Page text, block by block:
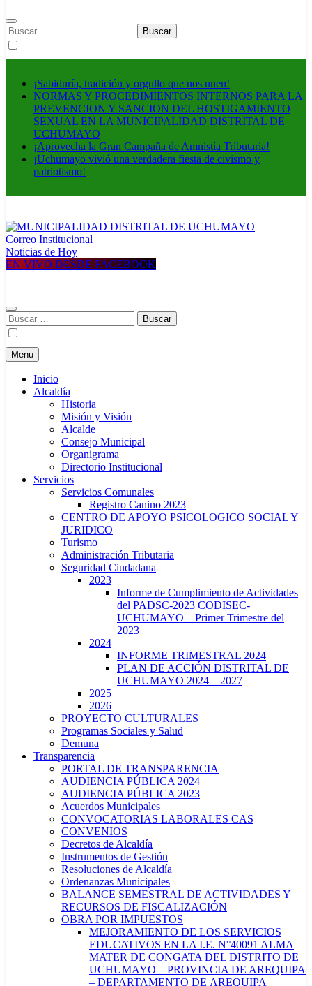
Buscar:
¡Sabiduría, tradición y orgullo que nos unen!
NORMAS Y PROCEDIMIENTOS INTERNOS PARA LA
PREVENCION Y SANCION DEL HOSTIGAMIENTO
SEXUAL EN LA MUNICIPALIDAD DISTRITAL DE
UCHUMAYO
¡Aprovecha la Gran Campaña de Amnistía Tributaria!
¡Uchumayo vivió una verdadera fiesta de civismo y
patriotismo!
MUNICIPALIDAD DISTRITAL DE UCHUMAYO
Construyendo una nueva Historia
Correo Institucional
Noticias de Hoy
EN VIVO DESDE FACEBOOK
Buscar:
Menu
Inicio
Alcaldía
Historia
Misión y Visión
Alcalde
Consejo Municipal
Organigrama
Directorio Institucional
Servicios
Servicios Comunales
Registro Canino 2023
CENTRO DE APOYO PSICOLOGICO SOCIAL Y
JURIDICO
Turismo
Administración Tributaria
Seguridad Ciudadana
2023
Informe de Cumplimiento de Actividades
del PADSC-2023 CODISEC-
UCHUMAYO – Primer Trimestre del
2023
2024
INFORME TRIMESTRAL 2024
PLAN DE ACCIÓN DISTRITAL DE
UCHUMAYO 2024 – 2027
2025
2026
PROYECTO CULTURALES
Programas Sociales y Salud
Demuna
Transparencia
PORTAL DE TRANSPARENCIA
AUDIENCIA PÚBLICA 2024
AUDIENCIA PÚBLICA 2023
Acuerdos Municipales
CONVOCATORIAS LABORALES CAS
CONVENIOS
Decretos de Alcaldía
Instrumentos de Gestión
Resoluciones de Alcaldía
Ordenanzas Municipales
BALANCE SEMESTRAL DE ACTIVIDADES Y
RECURSOS DE FISCALIZACIÓN
OBRA POR IMPUESTOS
MEJORAMIENTO DE LOS SERVICIOS
EDUCATIVOS EN LA I.E. N°40091 ALMA
MATER DE CONGATA DEL DISTRITO DE
UCHUMAYO – PROVINCIA DE AREQUIPA
– DEPARTAMENTO DE AREQUIPA